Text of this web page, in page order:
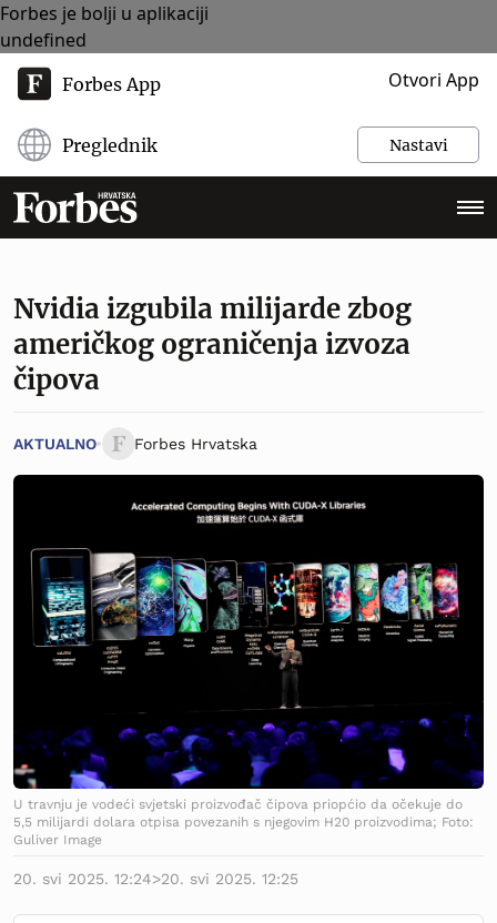
Forbes je bolji u aplikaciji
undefined
Forbes App Otvori App
Preglednik Nastavi
Nvidia izgubila milijarde zbog
američkog ograničenja izvoza
čipova
AKTUALNO Forbes Hrvatska
U travnju je vodeći svjetski proizvođač čipova priopćio da očekuje do
5,5 milijardi dolara otpisa povezanih s njegovim H20 proizvodima; Foto:
Guliver Image
20. svi 2025. 12:24>20. svi 2025. 12:25